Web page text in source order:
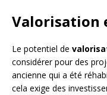
Valorisation
Le potentiel de
considérer pour des
ancienne qui a été
cela exige des